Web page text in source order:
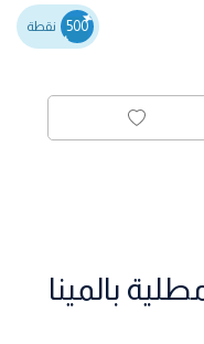
500 نقطة
بالمينا